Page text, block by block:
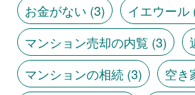
お金がない (3) イエウール
マンション売却の内覧 (3)
マンションの相続(3) 空き